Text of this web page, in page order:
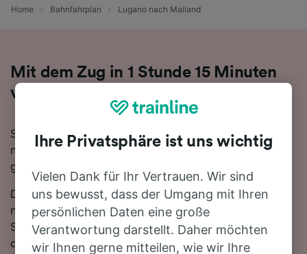
Home Bahnfahrplan Lugano nach Mailand
Mit dem Zug in 1 Stunde 15 Minuten
von Lugano nach Mailand
Sie denken darüber nach, für Ihre Reise von Lugano
nach Mailand den Zug zu nehmen? Bei uns sind Sie
goldrichtig!
Die schnellste Fahrtzeit, um die 63 km von Lugano
nach Mailand mit dem Zug zurückzulegen beträgt 1
Stunde 15 Minuten, wobei ca. 35 Züge am Tag auf
dieser Route verkehren. Bequemer geht's nicht! Dank
Ihre Privatsphäre ist uns wichtig
Vielen Dank für Ihr Vertrauen. Wir sind
uns bewusst, dass der Umgang mit Ihren
persönlichen Daten eine große
Verantwortung darstellt. Daher möchten
wir Ihnen gerne mitteilen, wie wir Ihre